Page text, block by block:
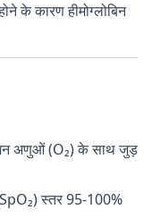
के कारण हीमोग्लोबिन
अणुओं (O₂) के साथ जुड़
स्तर 95-100%